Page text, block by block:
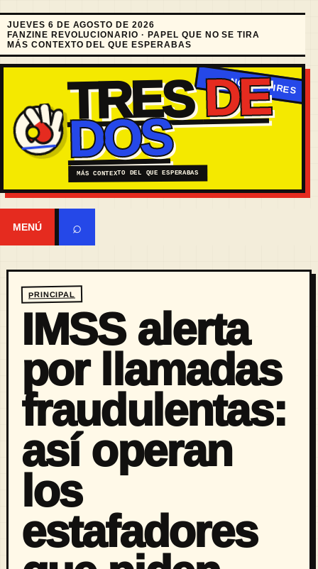
JUEVES 6 DE AGOSTO DE 2026
FANZINE REVOLUCIONARIO · PAPEL QUE NO SE TIRA
MÁS CONTEXTO DEL QUE ESPERABAS
TRESDE
DOS
MÁS CONTEXTO DEL QUE ESPERABAS
MENÚ ⌕
PRINCIPAL
IMSS alerta
por llamadas
fraudulentas:
así operan
los
estafadores